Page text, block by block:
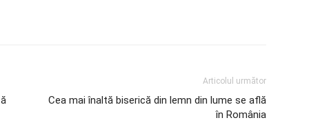
Articolul următor
Cea mai înaltă biserică din lemn din lume se află
în România